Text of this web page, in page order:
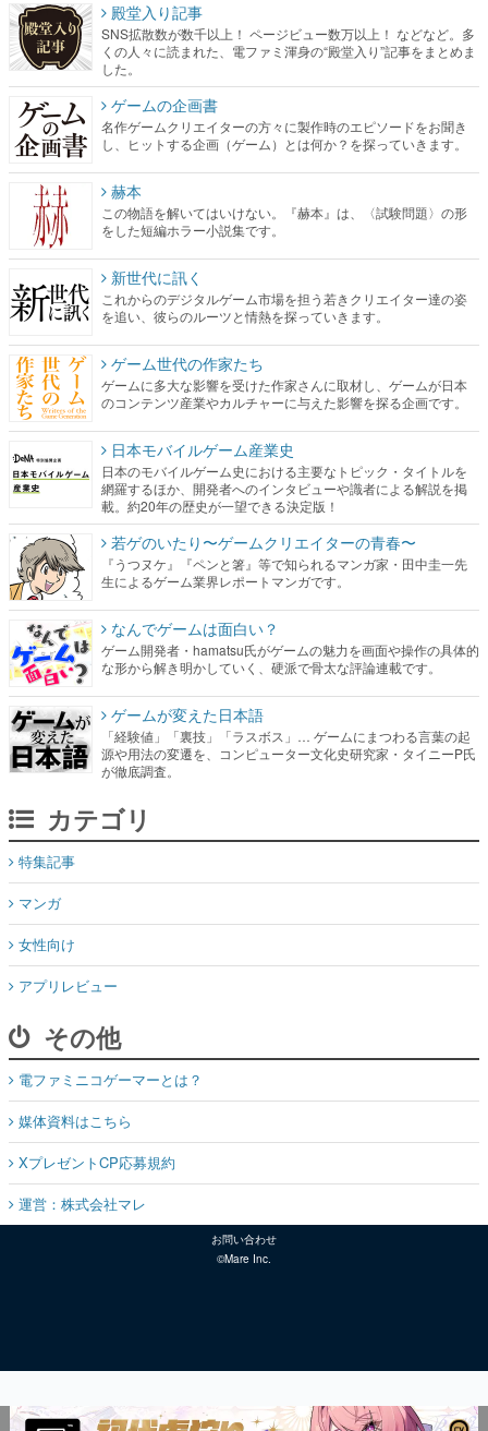
殿堂入り記事
SNS拡散数が数千以上！ ページビュー数万以上！ などなど。多
くの人々に読まれた、電ファミ渾身の“殿堂入り”記事をまとめま
した。
ゲームの企画書
名作ゲームクリエイターの方々に製作時のエピソードをお聞き
し、ヒットする企画（ゲーム）とは何か？を探っていきます。
赫本
この物語を解いてはいけない。『赫本』は、〈試験問題〉の形
をした短編ホラー小説集です。
新世代に訊く
これからのデジタルゲーム市場を担う若きクリエイター達の姿
を追い、彼らのルーツと情熱を探っていきます。
ゲーム世代の作家たち
ゲームに多大な影響を受けた作家さんに取材し、ゲームが日本
のコンテンツ産業やカルチャーに与えた影響を探る企画です。
日本モバイルゲーム産業史
日本のモバイルゲーム史における主要なトピック・タイトルを
網羅するほか、開発者へのインタビューや識者による解説を掲
載。約20年の歴史が一望できる決定版！
若ゲのいたり〜ゲームクリエイターの青春〜
『うつヌケ』『ペンと箸』等で知られるマンガ家・田中圭一先
生によるゲーム業界レポートマンガです。
なんでゲームは面白い？
ゲーム開発者・hamatsu氏がゲームの魅力を画面や操作の具体的
な形から解き明かしていく、硬派で骨太な評論連載です。
ゲームが変えた日本語
「経験値」「裏技」「ラスボス」… ゲームにまつわる言葉の起
源や用法の変遷を、コンピューター文化史研究家・タイニーP氏
が徹底調査。
カテゴリ
特集記事
マンガ
女性向け
アプリレビュー
その他
電ファミニコゲーマーとは？
媒体資料はこちら
XプレゼントCP応募規約
運営：株式会社マレ
お問い合わせ
©Mare Inc.